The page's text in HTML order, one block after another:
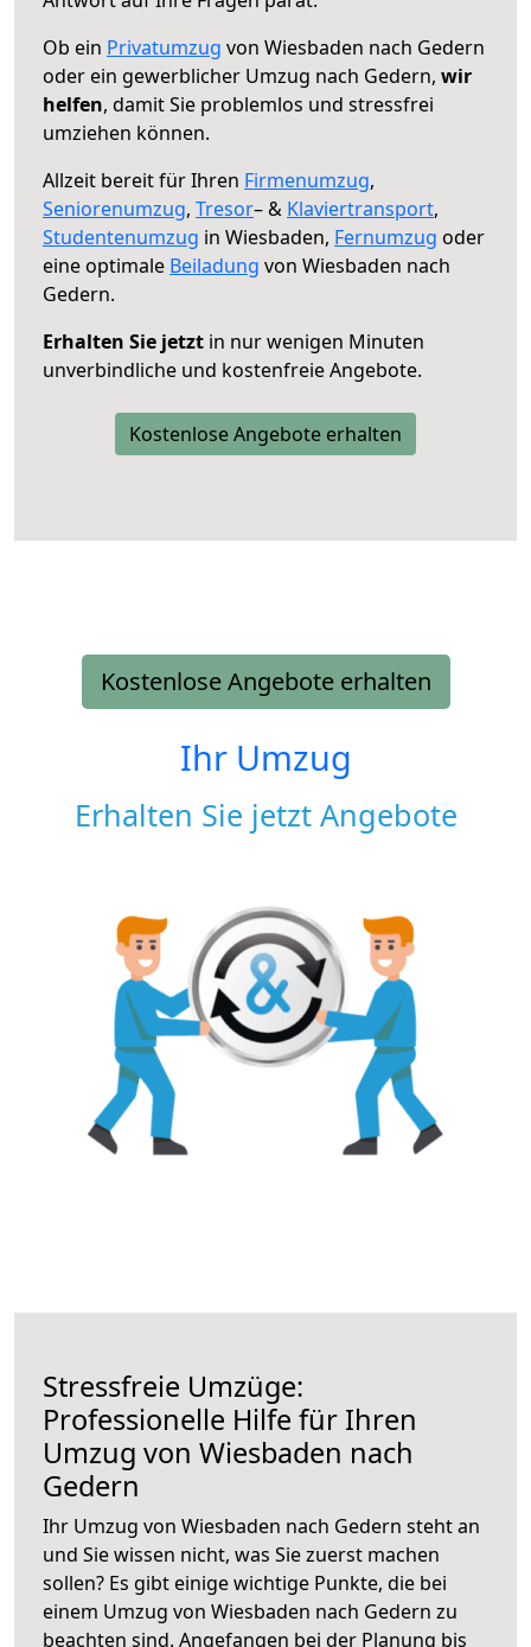
Ob ein Privatumzug von Wiesbaden nach Gedern
oder ein gewerblicher Umzug nach Gedern, wir
helfen, damit Sie problemlos und stressfrei
umziehen können.
Allzeit bereit für Ihren Firmenumzug,
Seniorenumzug, Tresor– & Klaviertransport,
Studentenumzug in Wiesbaden, Fernumzug oder
eine optimale Beiladung von Wiesbaden nach
Gedern.
Erhalten Sie jetzt in nur wenigen Minuten
unverbindliche und kostenfreie Angebote.
Kostenlose Angebote erhalten
Kostenlose Angebote erhalten
Ihr Umzug
Erhalten Sie jetzt Angebote
Stressfreie Umzüge:
Professionelle Hilfe für Ihren
Umzug von Wiesbaden nach
Gedern
Ihr Umzug von Wiesbaden nach Gedern steht an
und Sie wissen nicht, was Sie zuerst machen
sollen? Es gibt einige wichtige Punkte, die bei
einem Umzug von Wiesbaden nach Gedern zu
beachten sind. Angefangen bei der Planung bis